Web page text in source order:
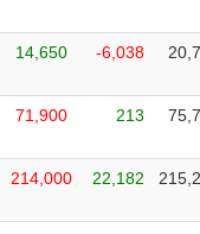
14,650 -6,038
71,900 213
214,000 22,182